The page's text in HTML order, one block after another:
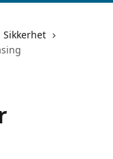
Sikkerhet